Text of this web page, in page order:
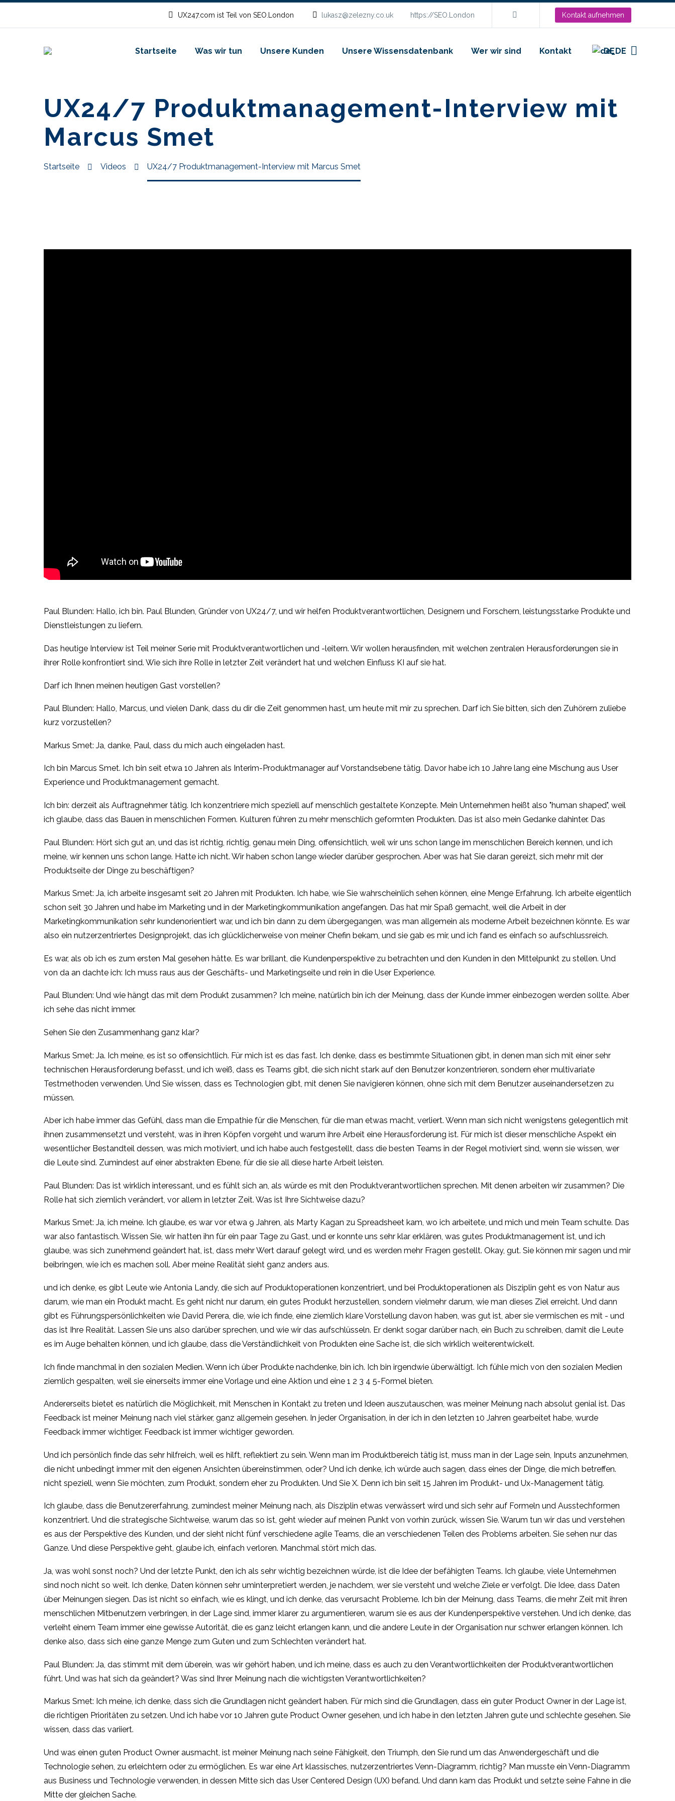
UX247.com ist Teil von SEO.London lukasz@zelezny.co.uk https://SEO.London Kontakt aufnehmen
Startseite Was wir tun Unsere Kunden Unsere Wissensdatenbank Wer wir sind Kontakt DE
UX24/7 Produktmanagement-Interview mit
Marcus Smet
Startseite Videos UX24/7 Produktmanagement-Interview mit Marcus Smet
Paul Blunden: Hallo, ich bin. Paul Blunden, Gründer von UX24/7, und wir helfen Produktverantwortlichen, Designern und Forschern, leistungsstarke Produkte und
Dienstleistungen zu liefern.
Das heutige Interview ist Teil meiner Serie mit Produktverantwortlichen und -leitern. Wir wollen herausfinden, mit welchen zentralen Herausforderungen sie in
ihrer Rolle konfrontiert sind. Wie sich ihre Rolle in letzter Zeit verändert hat und welchen Einfluss KI auf sie hat.
Darf ich Ihnen meinen heutigen Gast vorstellen?
Paul Blunden: Hallo, Marcus, und vielen Dank, dass du dir die Zeit genommen hast, um heute mit mir zu sprechen. Darf ich Sie bitten, sich den Zuhörern zuliebe
kurz vorzustellen?
Markus Smet: Ja, danke, Paul, dass du mich auch eingeladen hast.
Ich bin Marcus Smet. Ich bin seit etwa 10 Jahren als Interim-Produktmanager auf Vorstandsebene tätig. Davor habe ich 10 Jahre lang eine Mischung aus User
Experience und Produktmanagement gemacht.
Ich bin: derzeit als Auftragnehmer tätig. Ich konzentriere mich speziell auf menschlich gestaltete Konzepte. Mein Unternehmen heißt also "human shaped", weil
ich glaube, dass das Bauen in menschlichen Formen. Kulturen führen zu mehr menschlich geformten Produkten. Das ist also mein Gedanke dahinter. Das
Paul Blunden: Hört sich gut an, und das ist richtig, richtig, genau mein Ding, offensichtlich, weil wir uns schon lange im menschlichen Bereich kennen, und ich
meine, wir kennen uns schon lange. Hatte ich nicht. Wir haben schon lange wieder darüber gesprochen. Aber was hat Sie daran gereizt, sich mehr mit der
Produktseite der Dinge zu beschäftigen?
Markus Smet: Ja, ich arbeite insgesamt seit 20 Jahren mit Produkten. Ich habe, wie Sie wahrscheinlich sehen können, eine Menge Erfahrung. Ich arbeite eigentlich
schon seit 30 Jahren und habe im Marketing und in der Marketingkommunikation angefangen. Das hat mir Spaß gemacht, weil die Arbeit in der
Marketingkommunikation sehr kundenorientiert war, und ich bin dann zu dem übergegangen, was man allgemein als moderne Arbeit bezeichnen könnte. Es war
also ein nutzerzentriertes Designprojekt, das ich glücklicherweise von meiner Chefin bekam, und sie gab es mir, und ich fand es einfach so aufschlussreich.
Es war, als ob ich es zum ersten Mal gesehen hätte. Es war brillant, die Kundenperspektive zu betrachten und den Kunden in den Mittelpunkt zu stellen. Und
von da an dachte ich: Ich muss raus aus der Geschäfts- und Marketingseite und rein in die User Experience.
Paul Blunden: Und wie hängt das mit dem Produkt zusammen? Ich meine, natürlich bin ich der Meinung, dass der Kunde immer einbezogen werden sollte. Aber
ich sehe das nicht immer.
Sehen Sie den Zusammenhang ganz klar?
Markus Smet: Ja. Ich meine, es ist so offensichtlich. Für mich ist es das fast. Ich denke, dass es bestimmte Situationen gibt, in denen man sich mit einer sehr
technischen Herausforderung befasst, und ich weiß, dass es Teams gibt, die sich nicht stark auf den Benutzer konzentrieren, sondern eher multivariate
Testmethoden verwenden. Und Sie wissen, dass es Technologien gibt, mit denen Sie navigieren können, ohne sich mit dem Benutzer auseinandersetzen zu
müssen.
Aber ich habe immer das Gefühl, dass man die Empathie für die Menschen, für die man etwas macht, verliert. Wenn man sich nicht wenigstens gelegentlich mit
ihnen zusammensetzt und versteht, was in ihren Köpfen vorgeht und warum ihre Arbeit eine Herausforderung ist. Für mich ist dieser menschliche Aspekt ein
wesentlicher Bestandteil dessen, was mich motiviert, und ich habe auch festgestellt, dass die besten Teams in der Regel motiviert sind, wenn sie wissen, wer
die Leute sind. Zumindest auf einer abstrakten Ebene, für die sie all diese harte Arbeit leisten.
Paul Blunden: Das ist wirklich interessant, und es fühlt sich an, als würde es mit den Produktverantwortlichen sprechen. Mit denen arbeiten wir zusammen? Die
Rolle hat sich ziemlich verändert, vor allem in letzter Zeit. Was ist Ihre Sichtweise dazu?
Markus Smet: Ja, ich meine. Ich glaube, es war vor etwa 9 Jahren, als Marty Kagan zu Spreadsheet kam, wo ich arbeitete, und mich und mein Team schulte. Das
war also fantastisch. Wissen Sie, wir hatten ihn für ein paar Tage zu Gast, und er konnte uns sehr klar erklären, was gutes Produktmanagement ist, und ich
glaube, was sich zunehmend geändert hat, ist, dass mehr Wert darauf gelegt wird, und es werden mehr Fragen gestellt. Okay, gut. Sie können mir sagen und mir
beibringen, wie ich es machen soll. Aber meine Realität sieht ganz anders aus.
und ich denke, es gibt Leute wie Antonia Landy, die sich auf Produktoperationen konzentriert, und bei Produktoperationen als Disziplin geht es von Natur aus
darum, wie man ein Produkt macht. Es geht nicht nur darum, ein gutes Produkt herzustellen, sondern vielmehr darum, wie man dieses Ziel erreicht. Und dann
gibt es Führungspersönlichkeiten wie David Perera, die, wie ich finde, eine ziemlich klare Vorstellung davon haben, was gut ist, aber sie vermischen es mit - und
das ist Ihre Realität. Lassen Sie uns also darüber sprechen, und wie wir das aufschlüsseln. Er denkt sogar darüber nach, ein Buch zu schreiben, damit die Leute
es im Auge behalten können, und ich glaube, dass die Verständlichkeit von Produkten eine Sache ist, die sich wirklich weiterentwickelt.
Ich finde manchmal in den sozialen Medien. Wenn ich über Produkte nachdenke, bin ich. Ich bin irgendwie überwältigt. Ich fühle mich von den sozialen Medien
ziemlich gespalten, weil sie einerseits immer eine Vorlage und eine Aktion und eine 1 2 3 4 5-Formel bieten.
Andererseits bietet es natürlich die Möglichkeit, mit Menschen in Kontakt zu treten und Ideen auszutauschen, was meiner Meinung nach absolut genial ist. Das
Feedback ist meiner Meinung nach viel stärker, ganz allgemein gesehen. In jeder Organisation, in der ich in den letzten 10 Jahren gearbeitet habe, wurde
Feedback immer wichtiger. Feedback ist immer wichtiger geworden.
Und ich persönlich finde das sehr hilfreich, weil es hilft, reflektiert zu sein. Wenn man im Produktbereich tätig ist, muss man in der Lage sein, Inputs anzunehmen,
die nicht unbedingt immer mit den eigenen Ansichten übereinstimmen, oder? Und ich denke, ich würde auch sagen, dass eines der Dinge, die mich betreffen.
nicht speziell, wenn Sie möchten, zum Produkt, sondern eher zu Produkten. Und Sie X. Denn ich bin seit 15 Jahren im Produkt- und Ux-Management tätig.
Ich glaube, dass die Benutzererfahrung, zumindest meiner Meinung nach, als Disziplin etwas verwässert wird und sich sehr auf Formeln und Ausstechformen
konzentriert. Und die strategische Sichtweise, warum das so ist, geht wieder auf meinen Punkt von vorhin zurück, wissen Sie. Warum tun wir das und verstehen
es aus der Perspektive des Kunden, und der sieht nicht fünf verschiedene agile Teams, die an verschiedenen Teilen des Problems arbeiten. Sie sehen nur das
Ganze. Und diese Perspektive geht, glaube ich, einfach verloren. Manchmal stört mich das.
Ja, was wohl sonst noch? Und der letzte Punkt, den ich als sehr wichtig bezeichnen würde, ist die Idee der befähigten Teams. Ich glaube, viele Unternehmen
sind noch nicht so weit. Ich denke, Daten können sehr uminterpretiert werden, je nachdem, wer sie versteht und welche Ziele er verfolgt. Die Idee, dass Daten
über Meinungen siegen. Das ist nicht so einfach, wie es klingt, und ich denke, das verursacht Probleme. Ich bin der Meinung, dass Teams, die mehr Zeit mit ihren
menschlichen Mitbenutzern verbringen, in der Lage sind, immer klarer zu argumentieren, warum sie es aus der Kundenperspektive verstehen. Und ich denke, das
verleiht einem Team immer eine gewisse Autorität, die es ganz leicht erlangen kann, und die andere Leute in der Organisation nur schwer erlangen können. Ich
denke also, dass sich eine ganze Menge zum Guten und zum Schlechten verändert hat.
Paul Blunden: Ja, das stimmt mit dem überein, was wir gehört haben, und ich meine, dass es auch zu den Verantwortlichkeiten der Produktverantwortlichen
führt. Und was hat sich da geändert? Was sind Ihrer Meinung nach die wichtigsten Verantwortlichkeiten?
Markus Smet: Ich meine, ich denke, dass sich die Grundlagen nicht geändert haben. Für mich sind die Grundlagen, dass ein guter Product Owner in der Lage ist,
die richtigen Prioritäten zu setzen. Und ich habe vor 10 Jahren gute Product Owner gesehen, und ich habe in den letzten Jahren gute und schlechte gesehen. Sie
wissen, dass das variiert.
Und was einen guten Product Owner ausmacht, ist meiner Meinung nach seine Fähigkeit, den Triumph, den Sie rund um das Anwendergeschäft und die
Technologie sehen, zu erleichtern oder zu ermöglichen. Es war eine Art klassisches, nutzerzentriertes Venn-Diagramm, richtig? Man musste ein Venn-Diagramm
aus Business und Technologie verwenden, in dessen Mitte sich das User Centered Design (UX) befand. Und dann kam das Produkt und setzte seine Fahne in die
Mitte der gleichen Sache.